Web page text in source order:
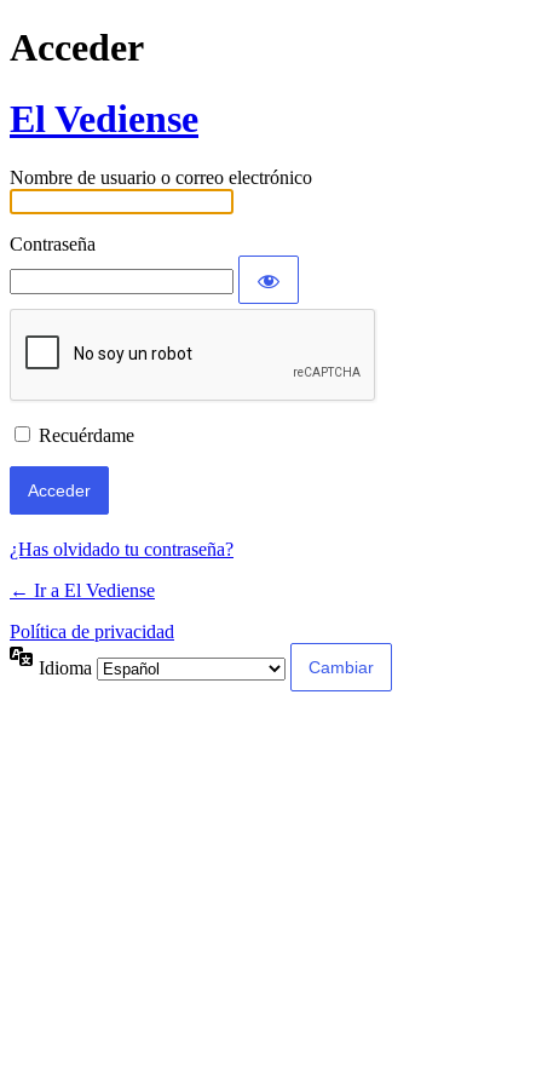
Acceder
El Vediense
Nombre de usuario o correo electrónico
Contraseña
Recuérdame
¿Has olvidado tu contraseña?
← Ir a El Vediense
Política de privacidad
Idioma